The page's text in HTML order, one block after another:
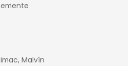
Malvín